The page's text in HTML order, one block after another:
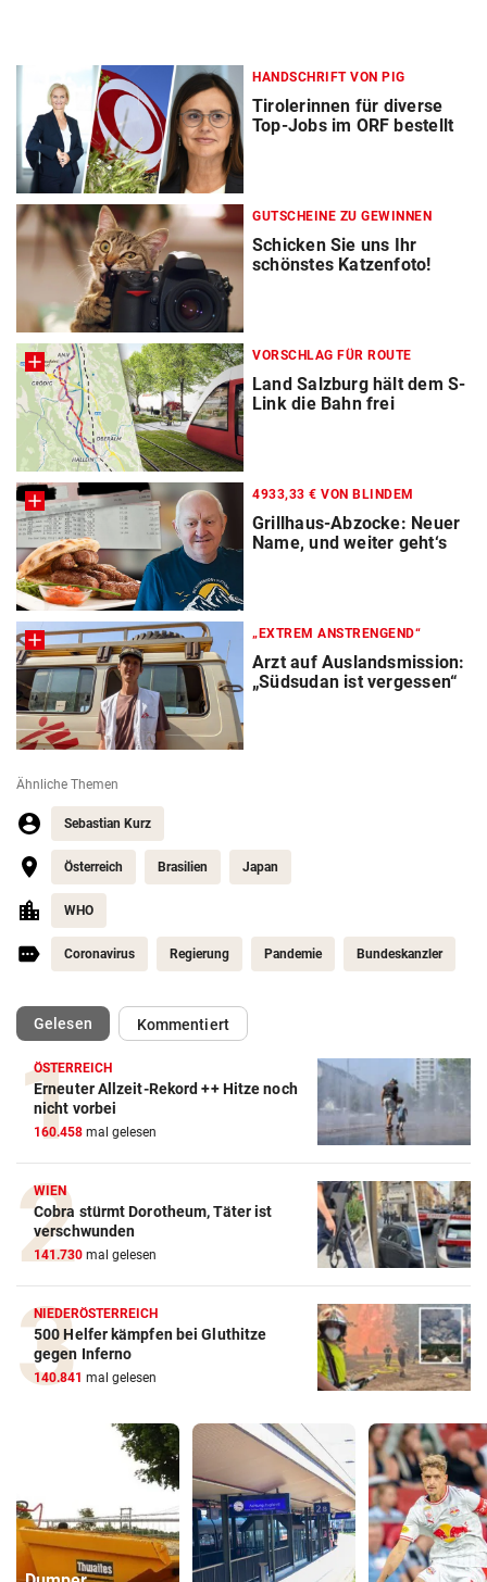
HANDSCHRIFT VON PIG
Tirolerinnen für diverse
Top-Jobs im ORF bestellt
GUTSCHEINE ZU GEWINNEN
Schicken Sie uns Ihr
schönstes Katzenfoto!
VORSCHLAG FÜR ROUTE
Land Salzburg hält dem S-
Link die Bahn frei
4933,33 € VON BLINDEM
Grillhaus-Abzocke: Neuer
Name, und weiter geht‘s
„EXTREM ANSTRENGEND“
Arzt auf Auslandsmission:
„Südsudan ist vergessen“
Ähnliche Themen
Sebastian Kurz
Österreich Brasilien Japan
WHO
Coronavirus Regierung Pandemie Bundeskanzler
Gelesen(ausgewählt)Kommentiert
ÖSTERREICH
Erneuter Allzeit-Rekord ++ Hitze noch
nicht vorbei
160.458 mal gelesen
WIEN
Cobra stürmt Dorotheum, Täter ist
verschwunden
141.730 mal gelesen
NIEDERÖSTERREICH
500 Helfer kämpfen bei Gluthitze
gegen Inferno
140.841 mal gelesen